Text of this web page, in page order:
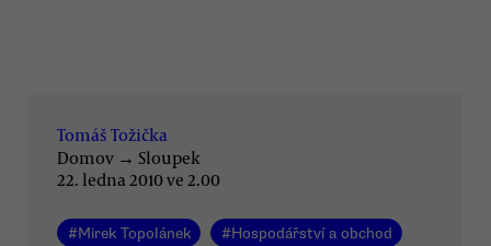
Tomáš Tožička
Domov → Sloupek
22. ledna 2010 ve 2.00
#Mirek Topolánek #Hospodářství a obchod